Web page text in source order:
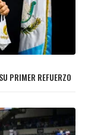
PRIMER REFUERZO